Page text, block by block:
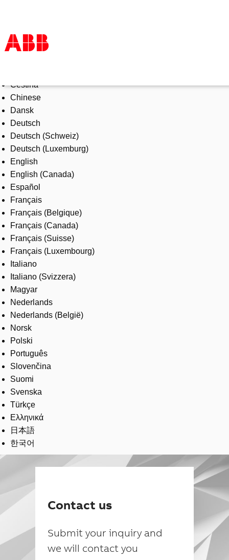
Products & Solutions
Industries
Services
About us
Where to buy
Contact us
Careers
Čeština
Chinese
Dansk
Deutsch
Deutsch (Schweiz)
Deutsch (Luxemburg)
English
English (Canada)
Español
Français
Français (Belgique)
Français (Canada)
Français (Suisse)
Français (Luxembourg)
Italiano
Italiano (Svizzera)
Magyar
Nederlands
Nederlands (België)
Norsk
Polski
Português
Slovenčina
Suomi
Svenska
Türkçe
Ελληνικά
日本語
한국어
Contact us
Submit your inquiry and
we will contact you